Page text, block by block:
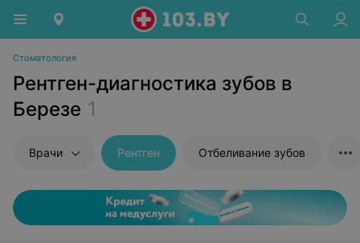
Стоматология
Рентген-диагностика зубов в
Березе 1
Врачи Рентген Отбеливание зубов